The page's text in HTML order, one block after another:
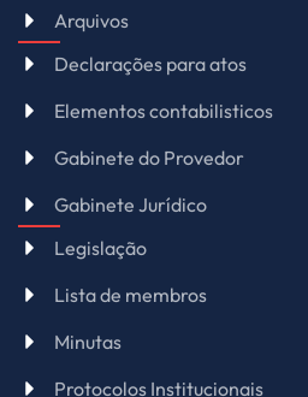
Arquivos
Declarações para atos
Elementos contabilisticos
Gabinete do Provedor
Gabinete Jurídico
Legislação
Lista de membros
Minutas
Protocolos Institucionais